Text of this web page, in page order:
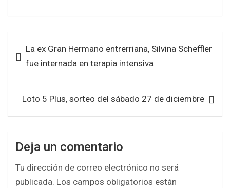
ce
o
o
k
tt at
A
p
p
ar
de La ex Gran Hermano entrerriana, Silvina Scheffler
fue internada en terapia intensiva
Loto 5 Plus, sorteo del sábado 27 de diciembre
Deja un comentario
Tu dirección de correo electrónico no será
publicada. Los campos obligatorios están